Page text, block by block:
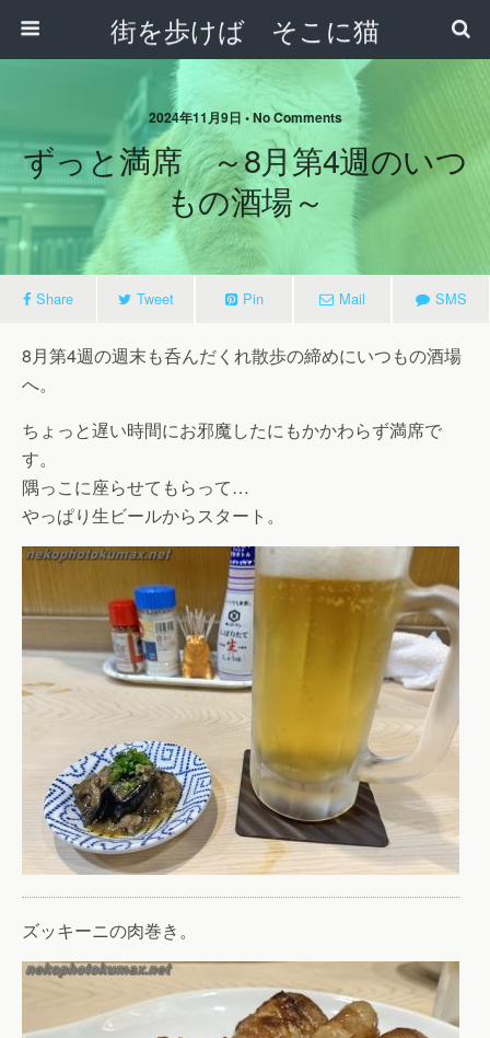
街を歩けば そこに猫
2024年11月9日 • No Comments
ずっと満席 ～8月第4週のいつ
もの酒場～
Share Tweet Pin Mail SMS
8月第4週の週末も呑んだくれ散歩の締めにいつもの酒場
へ。
ちょっと遅い時間にお邪魔したにもかかわらず満席で
す。
隅っこに座らせてもらって…
やっぱり生ビールからスタート。
ズッキーニの肉巻き。